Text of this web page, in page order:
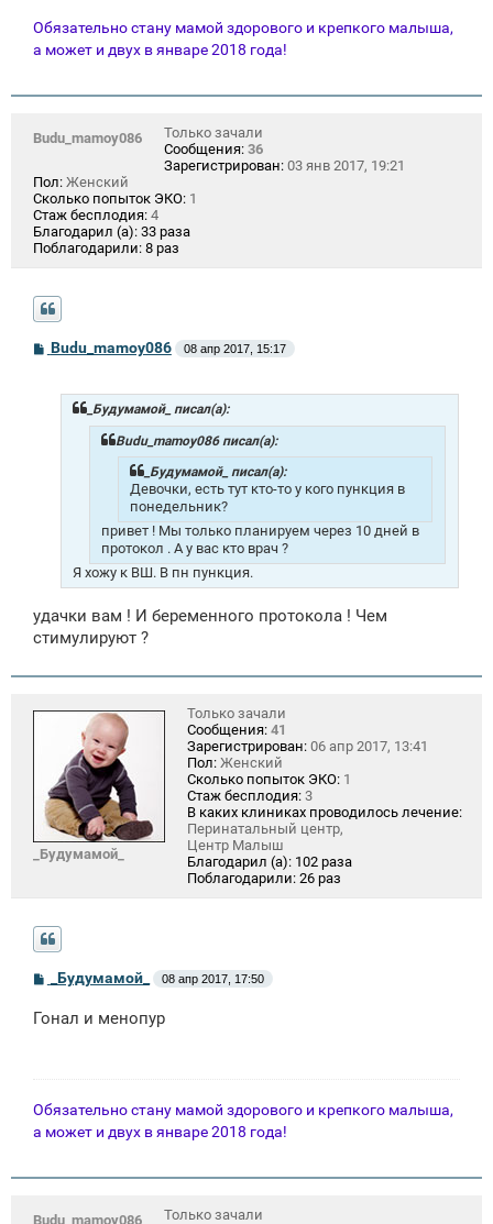
Обязательно стану мамой здорового и крепкого малыша,
а может и двух в январе 2018 года!
Budu_mamoy086
Только зачали
Сообщения: 36
Зарегистрирован: 03 янв 2017, 19:21
Пол: Женский
Сколько попыток ЭКО: 1
Стаж бесплодия: 4
Благодарил (а): 33 раза
Поблагодарили: 8 раз
СBudu_mamoy086 08 апр 2017, 15:17
_Будумамой_ писал(а):
Budu_mamoy086 писал(а):
_Будумамой_ писал(а):
Девочки, есть тут кто-то у кого пункция в
понедельник?
привет ! Мы только планируем через 10 дней в
протокол . А у вас кто врач ?
Я хожу к ВШ. В пн пункция.
удачки вам ! И беременного протокола ! Чем
стимулируют ?
_Будумамой_
Только зачали
Сообщения: 41
Зарегистрирован: 06 апр 2017, 13:41
Пол: Женский
Сколько попыток ЭКО: 1
Стаж бесплодия: 3
В каких клиниках проводилось лечение:
Перинатальный центр,
Центр Малыш
Благодарил (а): 102 раза
Поблагодарили: 26 раз
о
б
_Будумамой_ 08 апр 2017, 17:50
Гонал и менопур
Обязательно стану мамой здорового и крепкого малыша,
а может и двух в январе 2018 года!
Budu_mamoy086
Только зачали